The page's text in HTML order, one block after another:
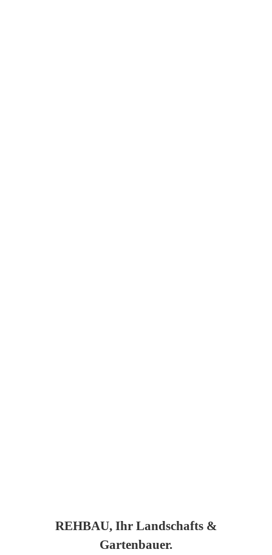
REHBAU, Ihr Landschafts &
Gartenbauer.